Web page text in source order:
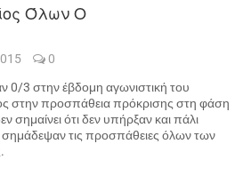
Όλων Ο
0
0/3 στην έβδομη αγωνιστική του
στην προσπάθεια πρόκρισης στη φάση
σημαίνει ότι δεν υπήρξαν και πάλι
τις προσπάθειες όλων των